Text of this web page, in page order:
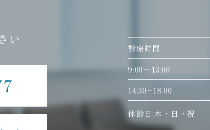
い
診療時間
9:00〜13:00
14:30~18:00
休診日:木・日・祝